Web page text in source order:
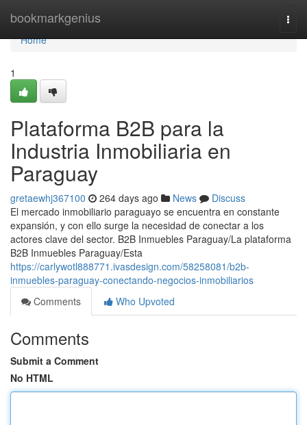
bookmarkgenius
Home
Home
1
Plataforma B2B para la
Industria Inmobiliaria en
Paraguay
gretaewhj367100 264 days ago News
Discuss
El mercado inmobiliario paraguayo se encuentra en constante
expansión, y con ello surge la necesidad de conectar a los
actores clave del sector. B2B Inmuebles Paraguay/La plataforma
B2B Inmuebles Paraguay/Esta
https://carlywotl888771.ivasdesign.com/58258081/b2b-
inmuebles-paraguay-conectando-negocios-inmobiliarios
Comments
Who Upvoted
Comments
Submit a Comment
No HTML